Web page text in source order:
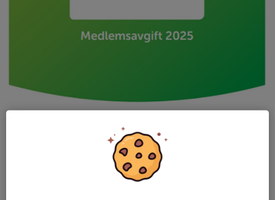
För att du ska kunna fortsätta dra nytta av fördelarna med ditt
medlemskap, ber vi dig att betala medlemsavgiften i tid. Genom